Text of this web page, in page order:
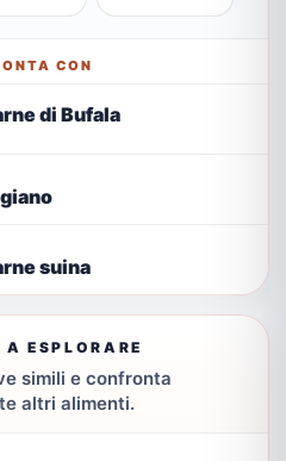
CON
di Bufala
suina
ESPLORARE
simili e confronta
altri alimenti.